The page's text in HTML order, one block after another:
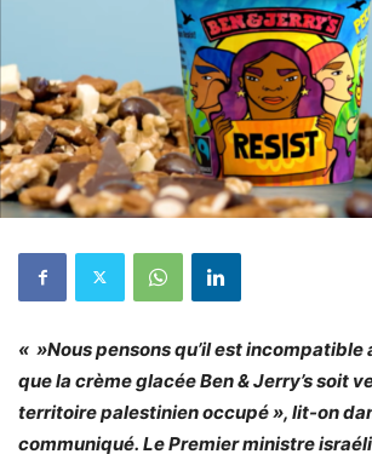
« »Nous pensons qu’il est incompatible
que la crème glacée Ben & Jerry’s soit
territoire palestinien occupé », lit-on
communiqué. Le Premier ministre